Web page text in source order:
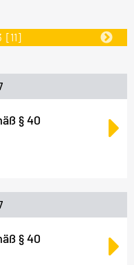
[11] 2022[31]
§ 40
§ 40